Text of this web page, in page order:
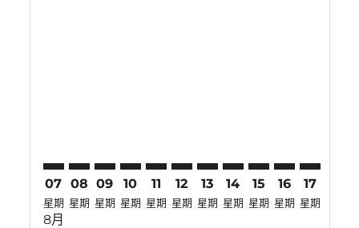
07
星期
8月
08
星期
09
星期
10
星期
11
星期
12
星期
13
星期
14
星期
15
星期
16
星期
17
星期